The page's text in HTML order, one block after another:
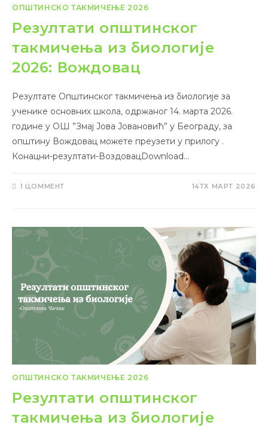
ОПШТИНСКО ТАКМИЧЕЊЕ 2026
Резултати општинског
такмичења из биологије
2026: Вождовац
Резултате Општинског такмичења из биологије за
ученике основних школа, одржаног 14. марта 2026.
године у ОШ ”Змај Јова Јовановић” у Београду, за
општину Вождовац можете преузети у прилогу .
Конацни-резултати-ВоздовацDownload…
1 ЦОММЕНТ 14ТХ МАРТ 2026
ОПШТИНСКО ТАКМИЧЕЊЕ 2026
Резултати општинског
такмичења из биологије